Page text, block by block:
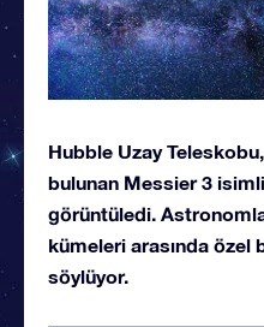
Hubble Uzay Teleskobu,
bulunan Messier 3
görüntüledi.
kümeleri arasında özel
söylüyor.